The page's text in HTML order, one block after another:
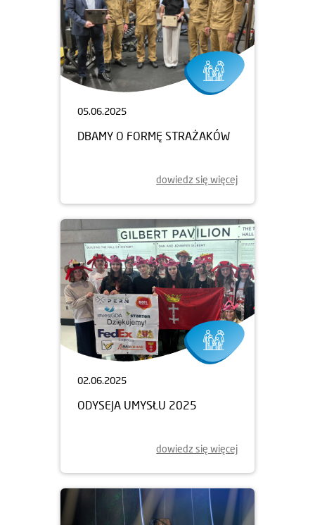
05.06.2025
DBAMY O FORMĘ STRAŻAKÓW
dowiedz się więcej
02.06.2025
ODYSEJA UMYSŁU 2025
dowiedz się więcej